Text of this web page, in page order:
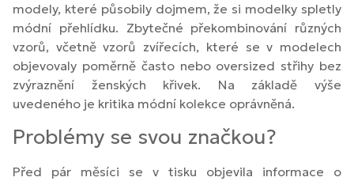
modely, které působily dojmem, že si modelky spletly
módní přehlídku. Zbytečné překombinování různých
vzorů, včetně vzorů zvířecích, které se v modelech
objevovaly poměrně často nebo oversized střihy bez
zvýraznění ženských křivek. Na základě výše
uvedeného je kritika módní kolekce oprávněná.
Problémy se svou značkou?
Před pár měsíci se v tisku objevila informace o